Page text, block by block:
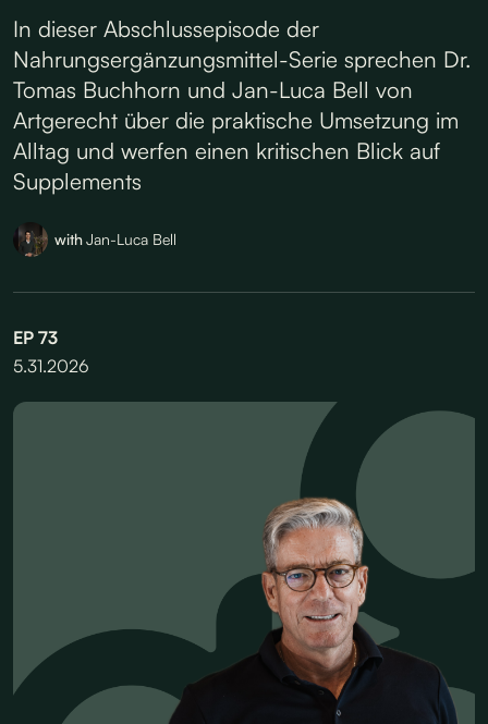
In dieser Abschlussepisode der
Nahrungsergänzungsmittel-Serie sprechen Dr.
Tomas Buchhorn und Jan-Luca Bell von
Artgerecht über die praktische Umsetzung im
Alltag und werfen einen kritischen Blick auf
Supplements
withJan-Luca Bell
EP 73
5.31.2026